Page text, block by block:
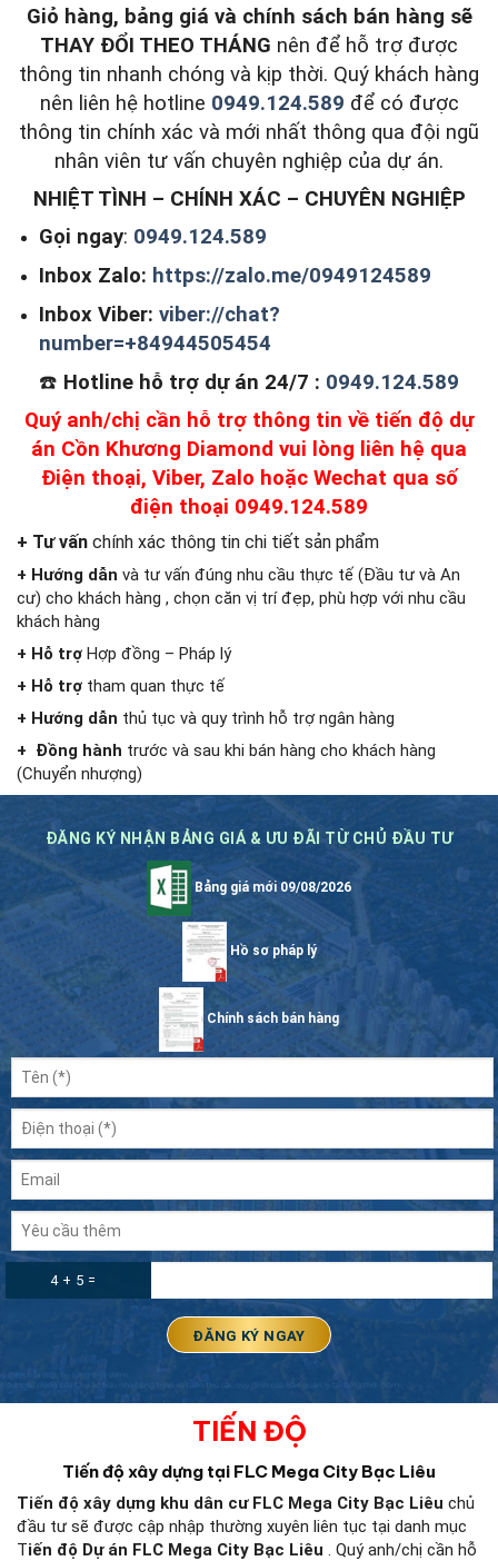
Giỏ hàng, bảng giá và chính sách bán hàng sẽ
THAY ĐỔI THEO THÁNG nên để hỗ trợ được
thông tin nhanh chóng và kịp thời. Quý khách hàng
nên liên hệ hotline 0949.124.589 để có được
thông tin chính xác và mới nhất thông qua đội ngũ
nhân viên tư vấn chuyên nghiệp của dự án.
NHIỆT TÌNH – CHÍNH XÁC – CHUYÊN NGHIỆP
Gọi ngay: 0949.124.589
Inbox Zalo: https://zalo.me/0949124589
Inbox Viber: viber://chat?
number=+84944505454
☎️ Hotline hỗ trợ dự án 24/7 : 0949.124.589
Quý anh/chị cần hỗ trợ thông tin về tiến độ dự
án Cồn Khương Diamond vui lòng liên hệ qua
Điện thoại, Viber, Zalo hoặc Wechat qua số
điện thoại 0949.124.589
+ Tư vấn chính xác thông tin chi tiết sản phẩm
+ Hướng dẫn và tư vấn đúng nhu cầu thực tế (Đầu tư và An
cư) cho khách hàng , chọn căn vị trí đẹp, phù hợp với nhu cầu
khách hàng
+ Hỗ trợ Hợp đồng – Pháp lý
+ Hỗ trợ tham quan thực tế
+ Hướng dẫn thủ tục và quy trình hỗ trợ ngân hàng
+ Đồng hành trước và sau khi bán hàng cho khách hàng
(Chuyển nhượng)
ĐĂNG KÝ NHẬN BẢNG GIÁ & ƯU ĐÃI TỪ CHỦ ĐẦU TƯ
Bảng giá mới 09/08/2026
Hồ sơ pháp lý
Chính sách bán hàng
4 + 5 =
TIẾN ĐỘ
Tiến độ xây dựng tại FLC Mega City Bạc Liêu
Tiến độ xây dựng khu dân cư FLC Mega City Bạc Liêu chủ
đầu tư sẽ được cập nhập thường xuyên liên tục tại danh mục
Tiến độ Dự án FLC Mega City Bạc Liêu . Quý anh/chị cần hỗ